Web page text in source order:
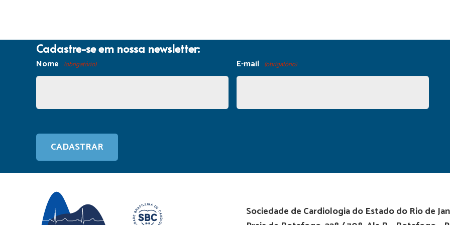
Cadastre-se em nossa newsletter:
Nome (obrigatório) E-mail (obrigatório)
Sociedade de Cardiologia do Estado do Rio de